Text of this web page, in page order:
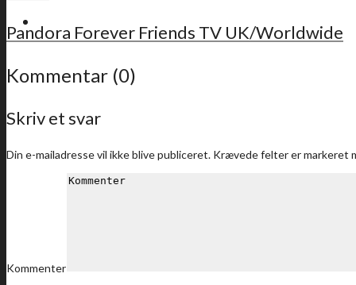
For medlemmer
Sidste nyt
Pandora Forever Friends TV UK/Worldwide
Kommentar (0)
Skriv et svar
Din e-mailadresse vil ikke blive publiceret. Krævede felter er markeret
Kommenter